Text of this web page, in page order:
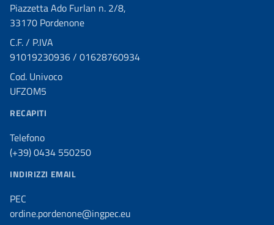
Piazzetta Ado Furlan n. 2/8,
33170 Pordenone
C.F. / P.IVA
91019230936 / 01628760934
Cod. Univoco
UFZOM5
RECAPITI
Telefono
(+39) 0434 550250
INDIRIZZI EMAIL
PEC
ordine.pordenone@ingpec.eu